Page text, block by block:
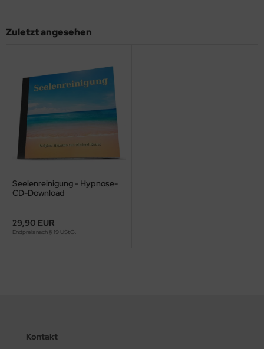
Zuletzt angesehen
Seelenreinigung - Hypnose-
CD-Download
29,90 EUR
Endpreis nach § 19 UStG.
Kontakt